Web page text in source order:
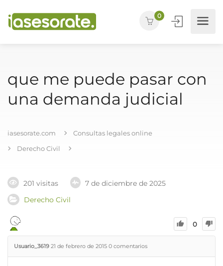
0
que me puede pasar con
una demanda judicial
iasesorate.com
Consultas legales online
Derecho Civil
201 visitas
7 de diciembre de 2025
Derecho Civil
0
Usuario_3619 21 de febrero de 2015 0 comentarios